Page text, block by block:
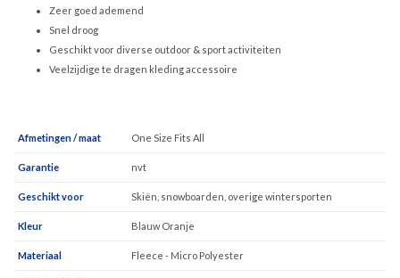
Zeer goed ademend
Snel droog
Geschikt voor diverse outdoor & sport activiteiten
Veelzijdige te dragen kleding accessoire
Afmetingen / maat One Size Fits All
Garantie nvt
Geschikt voor Skiën, snowboarden, overige wintersporten
Kleur Blauw Oranje
Materiaal Fleece - Micro Polyester